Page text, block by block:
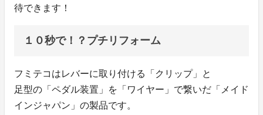
待できます！
１０秒で！？プチリフォーム
フミテコはレバーに取り付ける「クリップ」と
足型の「ペダル装置」を「ワイヤー」で繋いだ「メイド
インジャパン」の製品です。